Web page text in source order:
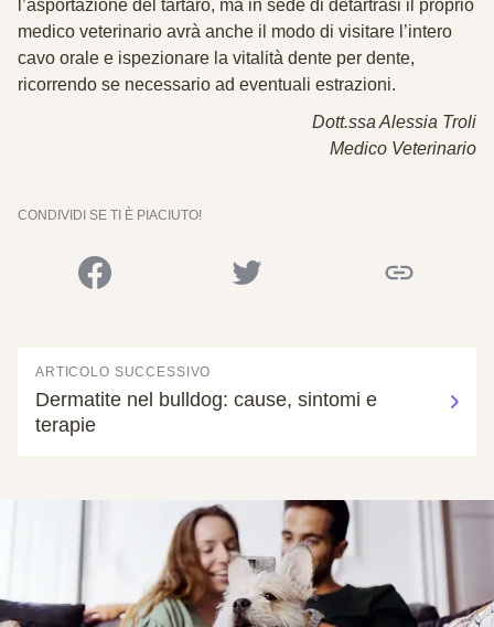
l’asportazione del tartaro, ma in sede di detartrasi il proprio
medico veterinario avrà anche il modo di visitare l’intero
cavo orale e ispezionare la vitalità dente per dente,
ricorrendo se necessario ad eventuali estrazioni.
Dott.ssa Alessia Troli
Medico Veterinario
CONDIVIDI SE TI È PIACIUTO!
ARTICOLO SUCCESSIVO
Dermatite nel bulldog: cause, sintomi e
terapie